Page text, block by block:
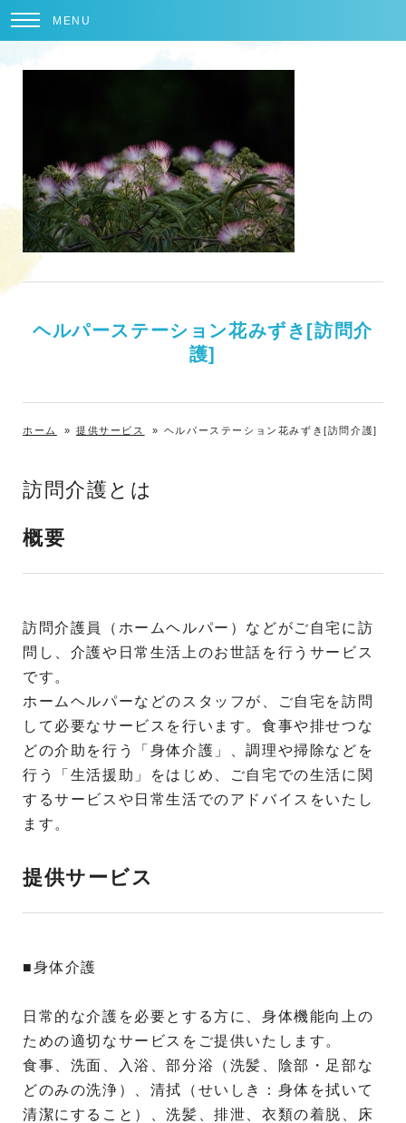
MENU
ヘルパーステーション花みずき[訪問介
護]
ホーム » 提供サービス » ヘルパーステーション花みずき[訪問介護]
訪問介護とは
概要
訪問介護員（ホームヘルパー）などがご自宅に訪
問し、介護や日常生活上のお世話を行うサービス
です。
ホームヘルパーなどのスタッフが、ご自宅を訪問
して必要なサービスを行います。食事や排せつな
どの介助を行う「身体介護」、調理や掃除などを
行う「生活援助」をはじめ、ご自宅での生活に関
するサービスや日常生活でのアドバイスをいたし
ます。
提供サービス
■身体介護
日常的な介護を必要とする方に、身体機能向上の
ための適切なサービスをご提供いたします。
食事、洗面、入浴、部分浴（洗髪、陰部・足部な
どのみの洗浄）、清拭（せいしき：身体を拭いて
清潔にすること）、洗髪、排泄、衣類の着脱、床